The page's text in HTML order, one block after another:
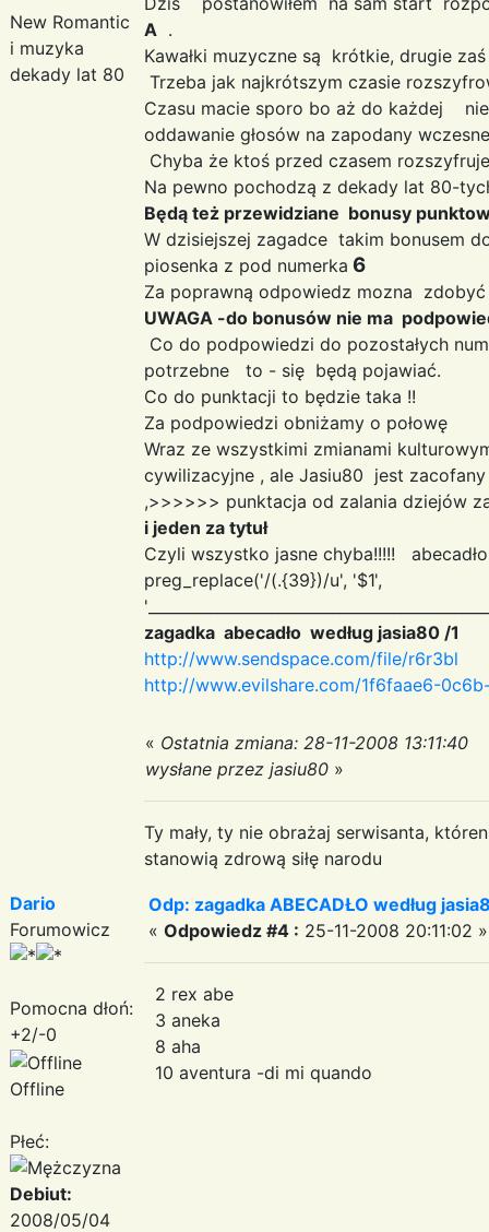
New Romantic
i muzyka
dekady lat 80
A .
Kawałki muzyczne są krótkie, drugie
Trzeba jak najkrótszym czasie
Czasu macie sporo bo aż do każdej
oddawanie głosów na zapodany
Chyba że ktoś przed czasem
Na pewno pochodzą z dekady lat 80-
Będą też przewidziane bonusy
W dzisiejszej zagadce takim bonusem
piosenka z pod numerka 6
Za poprawną odpowiedz mozna
UWAGA -do bonusów nie ma
Co do podpowiedzi do pozostałych
potrzebne to - się będą pojawiać.
Co do punktacji to będzie taka !!
Za podpowiedzi obniżamy o połowę
Wraz ze wszystkimi zmianami
cywilizacyjne , ale Jasiu80 jest
,>>>>>> punktacja od zalania dziejów
i jeden za tytuł
Czyli wszystko jasne chyba!!!!!
preg_replace('/(.{39})/u', '$1',
zagadka abecadło według jasia80 /1
http://www.sendspace.com/file/r6r3bl
http://www.evilshare.com/1f6faae6-
« Ostatnia zmiana: 28-11-2008 13:11:40
wysłane przez jasiu80 »
Ty mały, ty nie obrażaj serwisanta,
stanowią zdrową siłę narodu
Dario
Forumowicz
Pomocna dłoń:
+2/-0
Offline
Płeć:
Debiut:
2008/05/04
Odp: zagadka ABECADŁO według
« Odpowiedz #4 : 25-11-2008 20:11:02 »
2 rex abe
3 aneka
8 aha
10 aventura -di mi quando